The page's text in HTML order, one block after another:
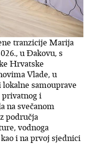
tranzicije Marija
u Đakovu, s
Hrvatske
Vlade, u
samouprave
privatnog i
na svečanom
područja
vodnoga
i na prvoj sjednici